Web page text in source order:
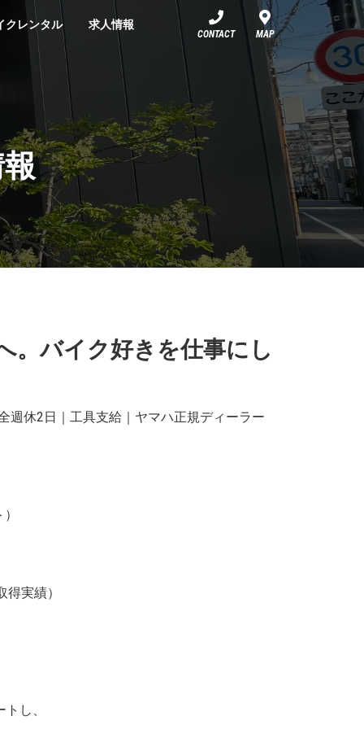
クレンタル 求人情報
CONTACT MAP
。バイク好きを仕事にし
週休2日｜工具支給｜ヤマハ正規ディーラー
実績）
し、